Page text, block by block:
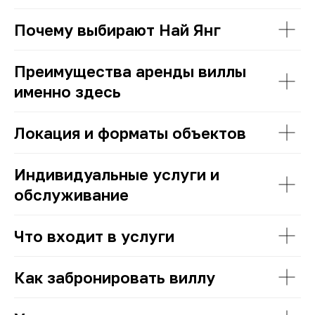
Почему выбирают Най Янг
Преимущества аренды виллы
именно здесь
Локация и форматы объектов
Индивидуальные услуги и
обслуживание
Что входит в услуги
Как забронировать виллу